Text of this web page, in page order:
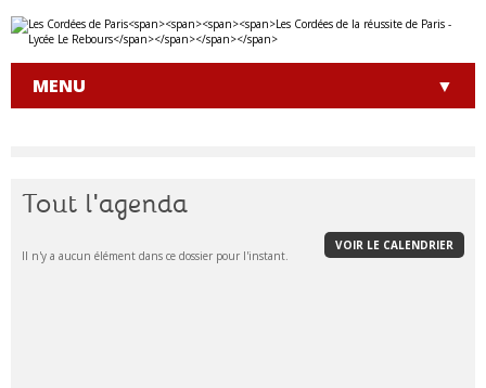
Aller
au
Outils
personnels
MENU
Tout l'agenda
VOIR LE CALENDRIER
Il n'y a aucun élément dans ce dossier pour l'instant.